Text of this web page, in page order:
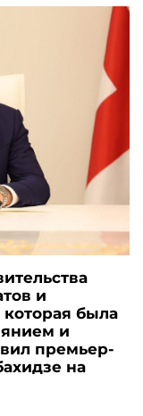
и
была
и
премьер-
на